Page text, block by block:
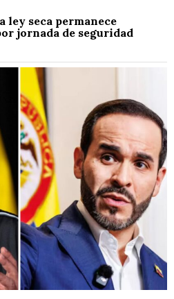
ley seca permanece
jornada de seguridad